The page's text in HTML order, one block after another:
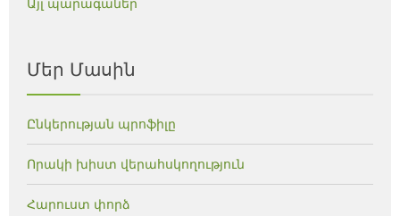
Այլ պարագաներ
Մեր Մասին
Ընկերության պրոֆիլը
Որակի խիստ վերահսկողություն
Հարուստ փորձ